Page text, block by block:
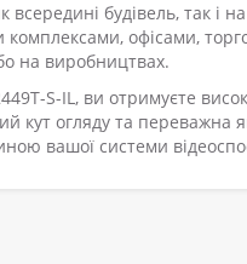
будівель, так і
офісами,
на виробництвах.
S-IL, ви отримуєте
кут огляду та переважна
вашої системи